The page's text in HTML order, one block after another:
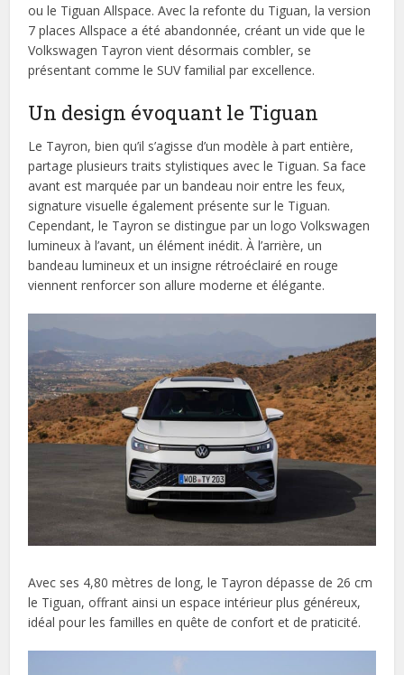
ou le Tiguan Allspace. Avec la refonte du Tiguan, la version
7 places Allspace a été abandonnée, créant un vide que le
Volkswagen Tayron vient désormais combler, se
présentant comme le SUV familial par excellence.
Un design évoquant le Tiguan
Le Tayron, bien qu’il s’agisse d’un modèle à part entière,
partage plusieurs traits stylistiques avec le Tiguan. Sa face
avant est marquée par un bandeau noir entre les feux,
signature visuelle également présente sur le Tiguan.
Cependant, le Tayron se distingue par un logo Volkswagen
lumineux à l’avant, un élément inédit. À l’arrière, un
bandeau lumineux et un insigne rétroéclairé en rouge
viennent renforcer son allure moderne et élégante.
Avec ses 4,80 mètres de long, le Tayron dépasse de 26 cm
le Tiguan, offrant ainsi un espace intérieur plus généreux,
idéal pour les familles en quête de confort et de praticité.